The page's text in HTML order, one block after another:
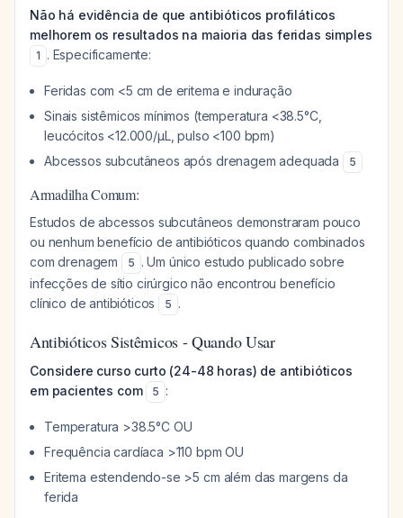
Não há evidência de que antibióticos profiláticos
melhorem os resultados na maioria das feridas simples
1 . Especificamente:
Feridas com <5 cm de eritema e induração
Sinais sistêmicos mínimos (temperatura <38.5°C,
leucócitos <12.000/µL, pulso <100 bpm)
Abcessos subcutâneos após drenagem adequada
5
Armadilha Comum:
Estudos de abcessos subcutâneos demonstraram pouco
ou nenhum benefício de antibióticos quando combinados
com drenagem
5 . Um único estudo publicado sobre
infecções de sítio cirúrgico não encontrou benefício
clínico de antibióticos
5 .
Antibióticos Sistêmicos - Quando Usar
Considere curso curto (24-48 horas) de antibióticos
em pacientes com
5 :
Temperatura >38.5°C OU
Frequência cardíaca >110 bpm OU
Eritema estendendo-se >5 cm além das margens da
ferida